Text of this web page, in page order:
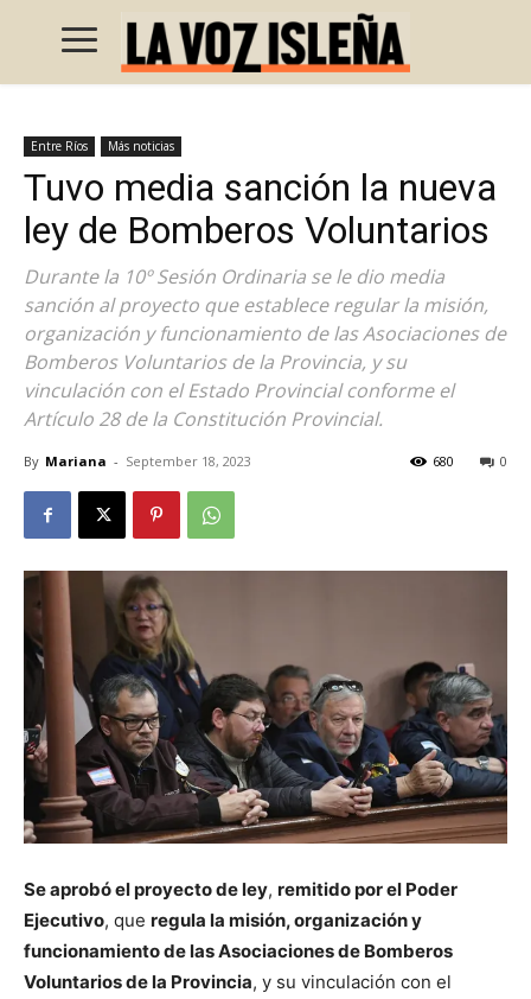
Entre Ríos Más noticias
Tuvo media sanción la nueva
ley de Bomberos Voluntarios
Durante la 10º Sesión Ordinaria se le dio media
sanción al proyecto que establece regular la misión,
organización y funcionamiento de las Asociaciones de
Bomberos Voluntarios de la Provincia, y su
vinculación con el Estado Provincial conforme el
Artículo 28 de la Constitución Provincial.
By Mariana - September 18, 2023 0
680
Se aprobó el proyecto de ley, remitido por el Poder
Ejecutivo, que regula la misión, organización y
funcionamiento de las Asociaciones de Bomberos
Voluntarios de la Provincia, y su vinculación con el